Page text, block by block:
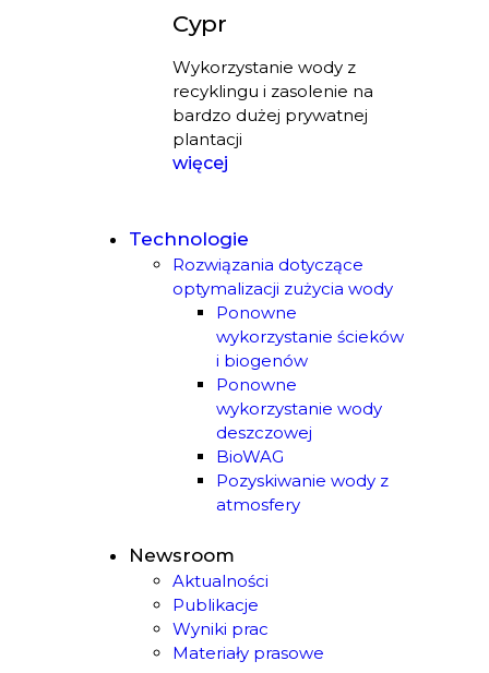
Cypr
Wykorzystanie wody z
recyklingu i zasolenie na
bardzo dużej prywatnej
plantacji
więcej
Technologie
Rozwiązania dotyczące
optymalizacji zużycia wody
Ponowne
wykorzystanie ścieków
i biogenów
Ponowne
wykorzystanie wody
deszczowej
BioWAG
Pozyskiwanie wody z
atmosfery
Newsroom
Aktualności
Publikacje
Wyniki prac
Materiały prasowe